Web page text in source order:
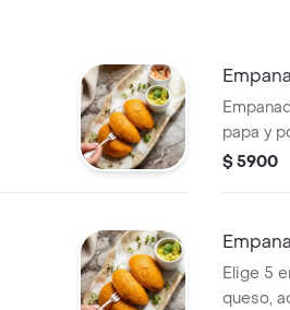
papa y
$ 5900
Elige 5
queso,